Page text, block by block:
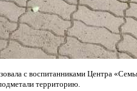
с воспитанниками Центра
территорию.